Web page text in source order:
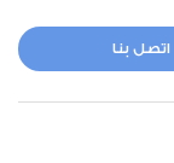
اتصل بنا